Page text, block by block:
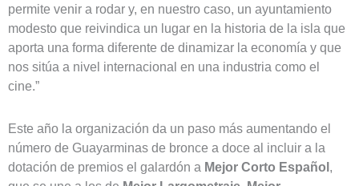
permite venir a rodar y, en nuestro caso, un ayuntamiento
modesto que reivindica un lugar en la historia de la isla que
aporta una forma diferente de dinamizar la economía y que
nos sitúa a nivel internacional en una industria como el
cine.”
Este año la organización da un paso más aumentando el
número de Guayarminas de bronce a doce al incluir a la
dotación de premios el galardón a Mejor Corto Español,